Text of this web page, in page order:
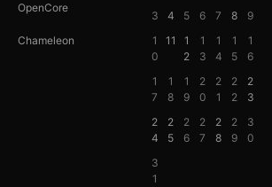
OpenCore
Chameleon
3
4 5 6 7 8
9
1
0
11
1
2
1
3
1
4
1
5
1
6
1
7
1
8
1
9
2
0
2
1
2
2
2
3
2
4
2
5
2
6
2
7
2
8
2
9
3
0
3
1